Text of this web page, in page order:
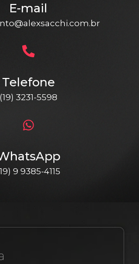
E-mail
Telefone
(19) 3231-5598
9 9385-4115